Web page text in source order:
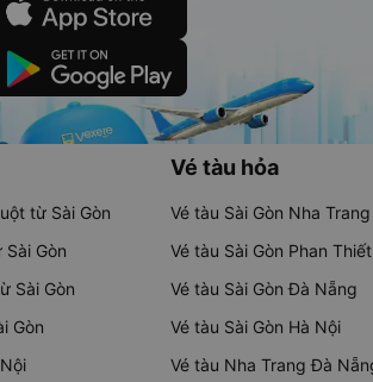
từ Sài Gòn
Gòn
Sài Gòn
Gòn
Vé tàu hỏa
Vé tàu Sài Gòn Nha Trang
Vé tàu Sài Gòn Phan Thiết
Vé tàu Sài Gòn Đà Nẵng
Vé tàu Sài Gòn Hà Nội
Vé tàu Nha Trang Đà